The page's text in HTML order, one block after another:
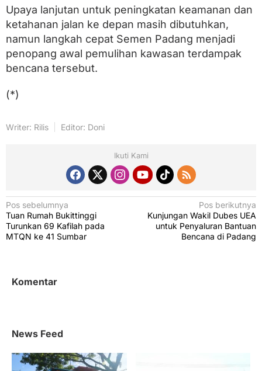
Upaya lanjutan untuk peningkatan keamanan dan
ketahanan jalan ke depan masih dibutuhkan,
namun langkah cepat Semen Padang menjadi
penopang awal pemulihan kawasan terdampak
bencana tersebut.
(*)
Writer: Rilis Editor: Doni
Ikuti Kami
N
a
v
a
p
o
Pos sebelumnya
Tuan Rumah Bukittinggi
Turunkan 69 Kafilah pada
MTQN ke 41 Sumbar
Pos berikutnya
Kunjungan Wakil Dubes UEA
untuk Penyaluran Bantuan
Bencana di Padang
Komentar
News Feed